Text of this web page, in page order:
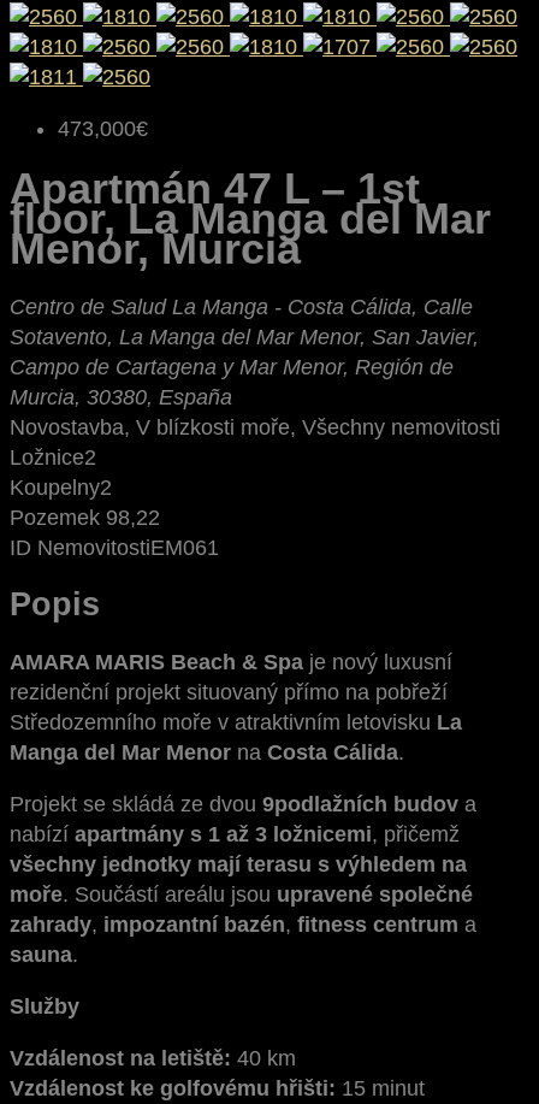
473,000€
Apartmán 47 L – 1st
floor, La Manga del Mar
Menor, Murcia
Centro de Salud La Manga - Costa Cálida, Calle
Sotavento, La Manga del Mar Menor, San Javier,
Campo de Cartagena y Mar Menor, Región de
Murcia, 30380, España
Novostavba, V blízkosti moře, Všechny nemovitosti
Ložnice2
Koupelny2
Pozemek 98,22
ID NemovitostiEM061
Popis
AMARA MARIS Beach & Spa je nový luxusní
rezidenční projekt situovaný přímo na pobřeží
Středozemního moře v atraktivním letovisku La
Manga del Mar Menor na Costa Cálida.
Projekt se skládá ze dvou 9podlažních budov a
nabízí apartmány s 1 až 3 ložnicemi, přičemž
všechny jednotky mají terasu s výhledem na
moře. Součástí areálu jsou upravené společné
zahrady, impozantní bazén, fitness centrum a
sauna.
Služby
Vzdálenost na letiště: 40 km
Vzdálenost ke golfovému hřišti: 15 minut